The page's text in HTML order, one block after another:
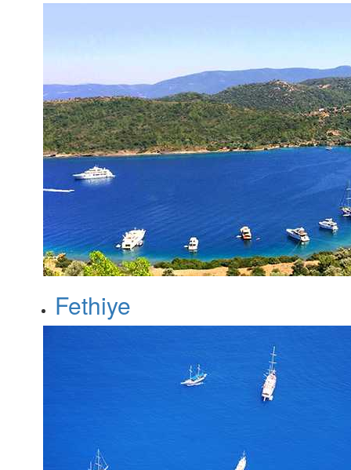
Fethiye